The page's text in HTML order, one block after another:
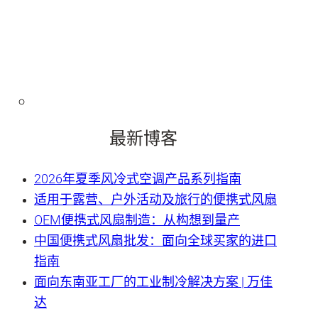
最新博客
2026年夏季风冷式空调产品系列指南
适用于露营、户外活动及旅行的便携式风扇
OEM便携式风扇制造：从构想到量产
中国便携式风扇批发：面向全球买家的进口
指南
面向东南亚工厂的工业制冷解决方案 | 万佳
达